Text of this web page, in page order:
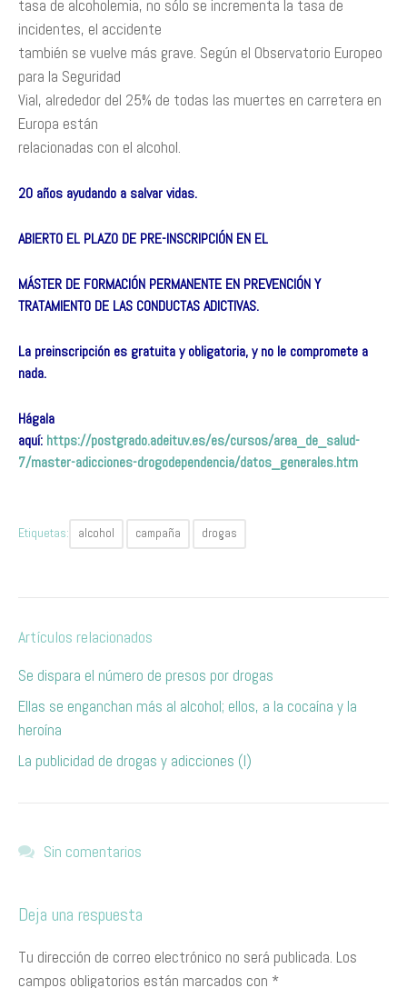
tasa de alcoholemia, no sólo se incrementa la tasa de
incidentes, el accidente
también se vuelve más grave. Según el Observatorio Europeo
para la Seguridad
Vial, alrededor del 25% de todas las muertes en carretera en
Europa están
relacionadas con el alcohol.
20 años ayudando a salvar vidas.
ABIERTO EL PLAZO DE PRE-INSCRIPCIÓN EN EL
MÁSTER DE FORMACIÓN PERMANENTE EN PREVENCIÓN Y
TRATAMIENTO DE LAS CONDUCTAS ADICTIVAS.
La preinscripción es gratuita y obligatoria, y no le compromete a
nada.
Hágala
aquí: https://postgrado.adeituv.es/es/cursos/area_de_salud-
7/master-adicciones-drogodependencia/datos_generales.htm
Etiquetas: alcohol campaña drogas
Artículos relacionados
Se dispara el número de presos por drogas
Ellas se enganchan más al alcohol; ellos, a la cocaína y la
heroína
La publicidad de drogas y adicciones (I)
Sin comentarios
Deja una respuesta
Tu dirección de correo electrónico no será publicada. Los
campos obligatorios están marcados con *